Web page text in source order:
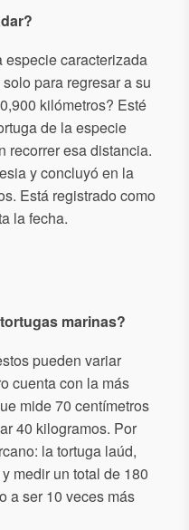
especie caracterizada
para regresar a su
kilómetros? Esté
de la especie
recorrer esa distancia.
y concluyó en la
Está registrado como
la fecha.
marinas?
pueden variar
cuenta con la más
mide 70 centímetros
40 kilogramos. Por
la tortuga laúd,
medir un total de 180
a ser 10 veces más